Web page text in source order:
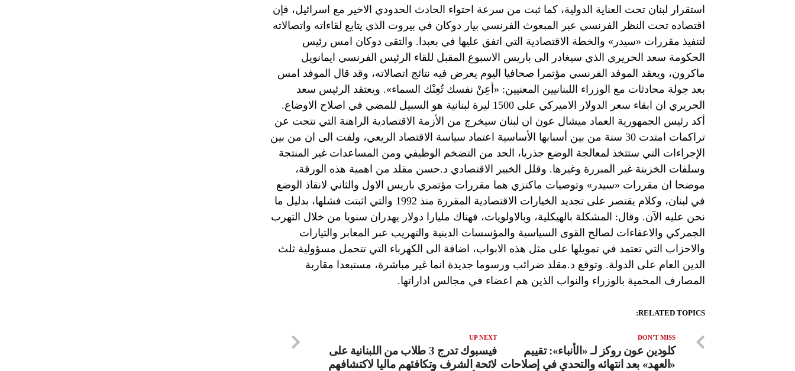
استقرار لبنان تحت العناية الدولية، كما ثبت من سرعة احتواء الحادث الحدودي الاخير مع اسرائيل، فإن
اقتصاده تحت النظر الفرنسي عبر المبعوث الفرنسي بيار دوكان في بيروت الذي يتابع لقاءاته واتصالاته
لتنفيذ مقررات «سيدر» والخطة الاقتصادية التي اتفق عليها في بعبدا. والتقى دوكان امس رئيس
الحكومة سعد الحريري الذي سيغادر الى باريس الاسبوع المقبل للقاء الرئيس الفرنسي ايمانويل
ماكرون، ويعقد الموفد الفرنسي مؤتمرا صحافيا اليوم يعرض فيه نتائج اتصالاته، وقد قال الموفد امس
بعد جولة محادثات مع الوزراء اللبنانيين المعنيين: «أعِنْ نفسك تُعِنْك السماء». ويعتقد الرئيس سعد
الحريري ان ابقاء سعر الدولار الاميركي على 1500 ليرة لبنانية هو السبيل للمضي في اصلاح الاوضاع.
أكد رئيس الجمهورية العماد ميشال عون ان لبنان سيخرج من الأزمة الاقتصادية الراهنة التي نتجت عن
تراكمات امتدت 30 سنة من بين أسبابها الأساسية اعتماد سياسة الاقتصاد الريعي، ولفت الى ان من بين
الإجراءات التي ستتخذ لمعالجة الوضع جذريا، الحد من التضخم الوظيفي ومن المساعدات غير المنتجة
وسلفات الخزينة غير المبررة وغيرها. وقلل الخبير الاقتصادي د.حسن مقلد من اهمية هذه الورقة،
موضحا ان مقررات «سيدر» وتوصيات ماكنزي هما مقررات مؤتمري باريس الاول والثاني لانقاذ الوضع
في لبنان، وكلام يقتصر على تجديد الخيارات الاقتصادية المقررة منذ 1992 والتي اثبتت فشلها، بدليل ما
نحن عليه الآن. وقال: المشكلة بالهيكلية، وبالاولويات، فهناك مليارا دولار يهدران سنويا من خلال التهرب
الجمركي والاعفاءات لصالح القوى السياسية والمؤسسات الدينية والتهريب عبر المعابر والتيارات
والاحزاب التي تعتمد في تمويلها على مثل هذه الابواب، اضافة الى الكهرباء التي تتحمل مسؤولية ثلث
الدين العام على الدولة. وتوقع د.مقلد ضرائب ورسوما جديدة انما غير مباشرة، مستبعدا مقاربة
المصارف المحمية بالوزراء والنواب الذين هم اعضاء في مجالس اداراتها.
RELATED TOPICS:
UP NEXT
فيسبوك تدرج 3 طلاب من اللبنانية على
لائحة الشرف وتكافئهم ماليا لاكتشافهم
DON'T MISS
كلودين عون روكز لـ «الأنباء»: تقييم
«العهد» بعد انتهائه والتحدي في إصلاحات